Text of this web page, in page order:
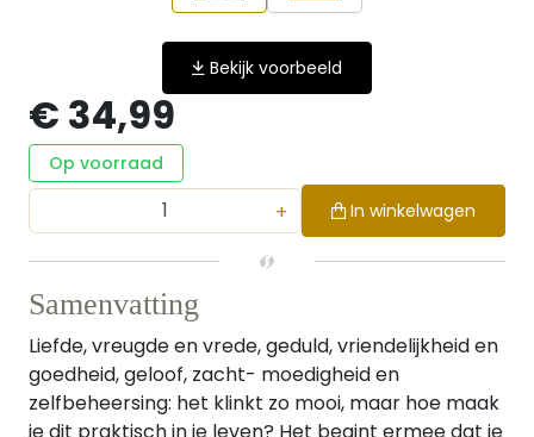
Bekijk voorbeeld
€ 34,99
Op voorraad
+ In winkelwagen
Samenvatting
Liefde, vreugde en vrede, geduld, vriendelijkheid en
goedheid, geloof, zacht- moedigheid en
zelfbeheersing: het klinkt zo mooi, maar hoe maak